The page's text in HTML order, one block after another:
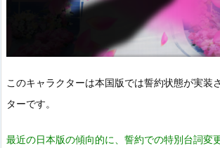
このキャラクターは本国版では誓約状態が実装
ターです。
最近の日本版の傾向的に、誓約での特別台詞変